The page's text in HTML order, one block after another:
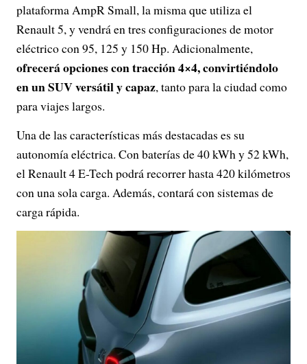
plataforma AmpR Small, la misma que utiliza el
Renault 5, y vendrá en tres configuraciones de motor
eléctrico con 95, 125 y 150 Hp. Adicionalmente,
ofrecerá opciones con tracción 4×4, convirtiéndolo
en un SUV versátil y capaz, tanto para la ciudad como
para viajes largos.
Una de las características más destacadas es su
autonomía eléctrica. Con baterías de 40 kWh y 52 kWh,
el Renault 4 E-Tech podrá recorrer hasta 420 kilómetros
con una sola carga. Además, contará con sistemas de
carga rápida.